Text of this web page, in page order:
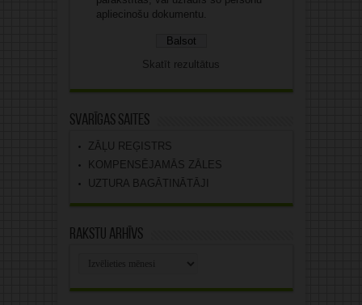
apliecinošu dokumentu.
Skatīt rezultātus
Svarīgas saites
ZĀĻU REĢISTRS
KOMPENSĒJAMĀS ZĀLES
UZTURA BAGĀTINĀTĀJI
Rakstu arhīvs